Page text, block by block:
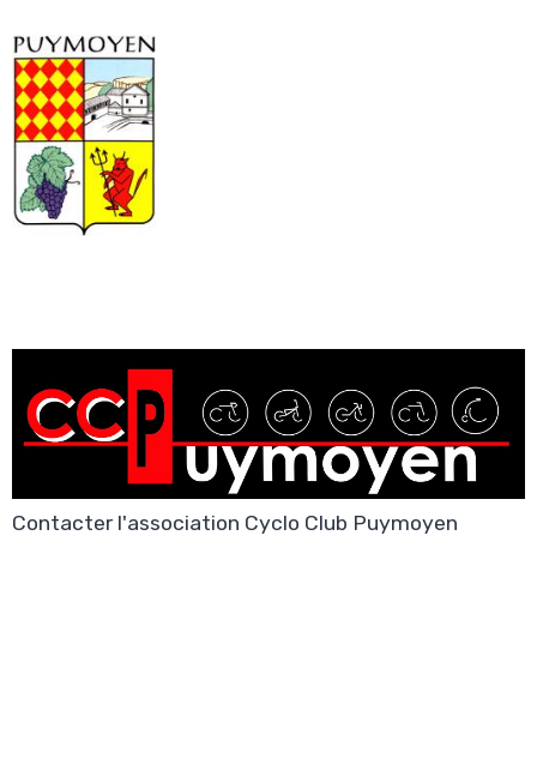
Contacter l'association Cyclo Club Puymoyen